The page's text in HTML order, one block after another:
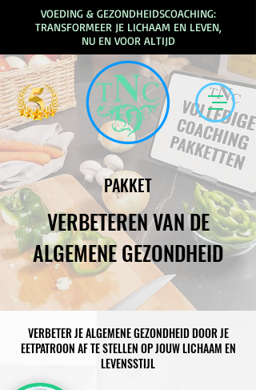
VOEDING & GEZONDHEIDSCOACHING:
TRANSFORMEER JE LICHAAM EN LEVEN,
NU EN VOOR ALTIJD
PAKKET
VERBETEREN VAN DE
ALGEMENE GEZONDHEID
VERBETER JE ALGEMENE GEZONDHEID DOOR JE
EETPATROON AF TE STELLEN OP JOUW LICHAAM EN
LEVENSSTIJL